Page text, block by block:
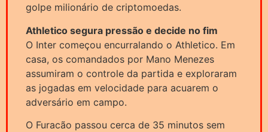
golpe milionário de criptomoedas.
Athletico segura pressão e decide no fim
O Inter começou encurralando o Athletico. Em
casa, os comandados por Mano Menezes
assumiram o controle da partida e exploraram
as jogadas em velocidade para acuarem o
adversário em campo.
O Furacão passou cerca de 35 minutos sem